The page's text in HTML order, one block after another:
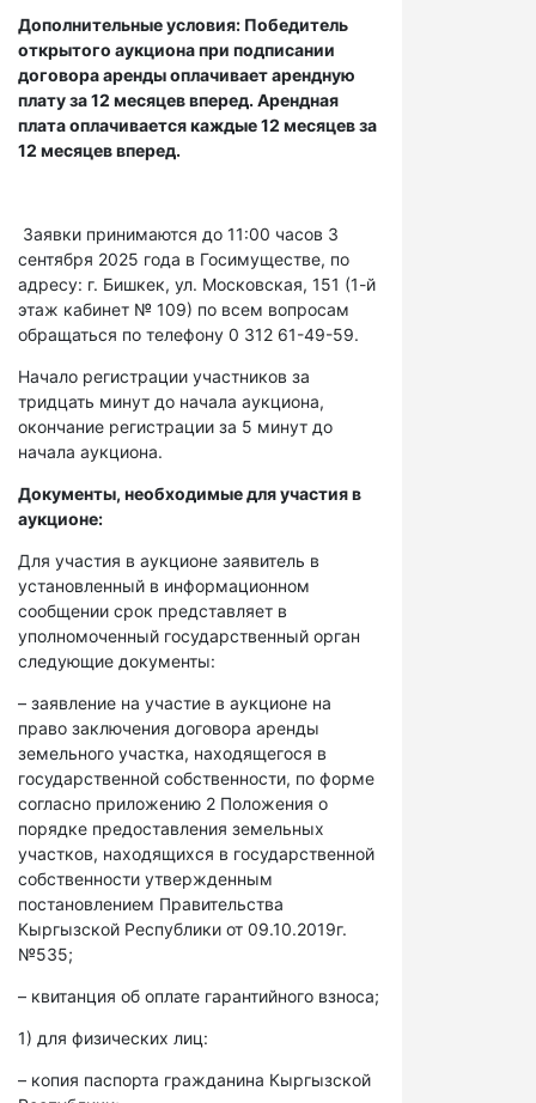
Дополнительные условия: Победитель
открытого аукциона при подписании
договора аренды оплачивает арендную
плату за 12 месяцев вперед. Арендная
плата оплачивается каждые 12 месяцев за
12 месяцев вперед.
Заявки принимаются до 11:00 часов 3
сентября 2025 года в Госимуществе, по
адресу: г. Бишкек, ул. Московская, 151 (1-й
этаж кабинет № 109) по всем вопросам
обращаться по телефону 0 312 61-49-59.
Начало регистрации участников за
тридцать минут до начала аукциона,
окончание регистрации за 5 минут до
начала аукциона.
Документы, необходимые для участия в
аукционе:
Для участия в аукционе заявитель в
установленный в информационном
сообщении срок представляет в
уполномоченный государственный орган
следующие документы:
– заявление на участие в аукционе на
право заключения договора аренды
земельного участка, находящегося в
государственной собственности, по форме
согласно приложению 2 Положения о
порядке предоставления земельных
участков, находящихся в государственной
собственности утвержденным
постановлением Правительства
Кыргызской Республики от 09.10.2019г.
№535;
– квитанция об оплате гарантийного взноса;
1) для физических лиц:
– копия паспорта гражданина Кыргызской